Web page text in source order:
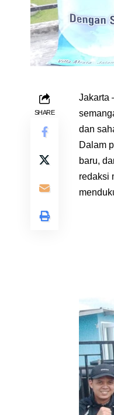
SHARE
Jakarta
dan
Dalam
baru,
redaksi